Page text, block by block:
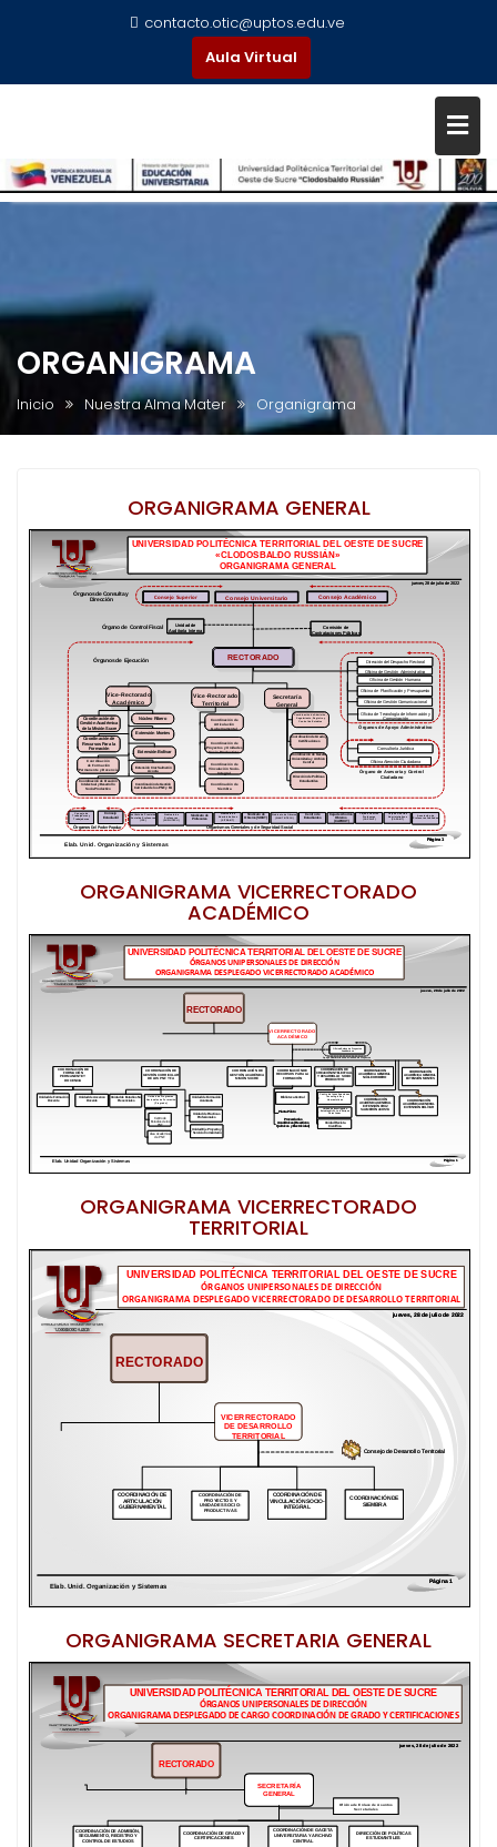
contacto.otic@uptos.edu.ve
Aula Virtual
ORGANIGRAMA
Inicio Nuestra Alma Mater Organigrama
ORGANIGRAMA GENERAL
ORGANIGRAMA VICERRECTORADO
ACADÉMICO
ORGANIGRAMA VICERRECTORADO
TERRITORIAL
ORGANIGRAMA SECRETARIA GENERAL